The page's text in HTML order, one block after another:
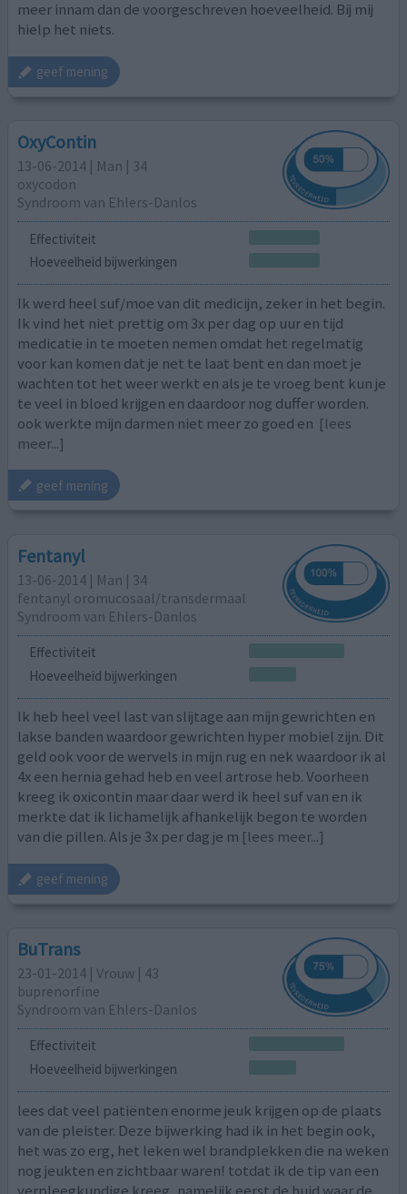
meer innam dan de voorgeschreven hoeveelheid. Bij mij
hielp het niets.
geef mening
OxyContin
13-06-2014 | Man | 34
oxycodon
Syndroom van Ehlers-Danlos
Effectiviteit
Hoeveelheid bijwerkingen
Ik werd heel suf/moe van dit medicijn, zeker in het begin.
Ik vind het niet prettig om 3x per dag op uur en tijd
medicatie in te moeten nemen omdat het regelmatig
voor kan komen dat je net te laat bent en dan moet je
wachten tot het weer werkt en als je te vroeg bent kun je
te veel in bloed krijgen en daardoor nog duffer worden.
ook werkte mijn darmen niet meer zo goed en [lees
meer...]
geef mening
Fentanyl
13-06-2014 | Man | 34
fentanyl oromucosaal/transdermaal
Syndroom van Ehlers-Danlos
Effectiviteit
Hoeveelheid bijwerkingen
Ik heb heel veel last van slijtage aan mijn gewrichten en
lakse banden waardoor gewrichten hyper mobiel zijn. Dit
geld ook voor de wervels in mijn rug en nek waardoor ik al
4x een hernia gehad heb en veel artrose heb. Voorheen
kreeg ik oxicontin maar daar werd ik heel suf van en ik
merkte dat ik lichamelijk afhankelijk begon te worden
van die pillen. Als je 3x per dag je m [lees meer...]
geef mening
BuTrans
23-01-2014 | Vrouw | 43
buprenorfine
Syndroom van Ehlers-Danlos
Effectiviteit
Hoeveelheid bijwerkingen
lees dat veel patiënten enorme jeuk krijgen op de plaats
van de pleister. Deze bijwerking had ik in het begin ook,
het was zo erg, het leken wel brandplekken die na weken
nog jeukten en zichtbaar waren! totdat ik de tip van een